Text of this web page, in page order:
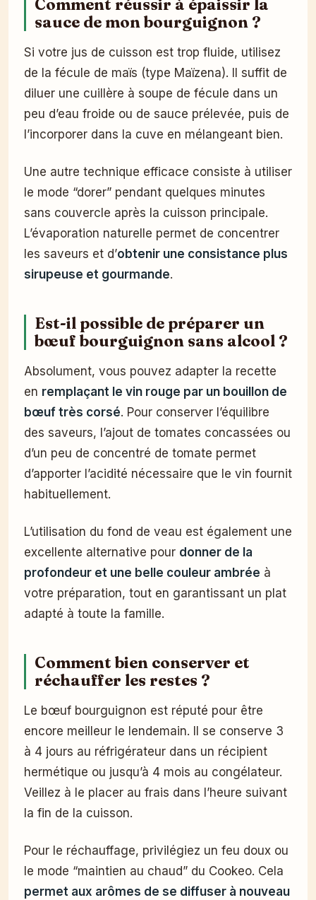
Comment réussir à épaissir la
sauce de mon bourguignon ?
Si votre jus de cuisson est trop fluide, utilisez
de la fécule de maïs (type Maïzena). Il suffit de
diluer une cuillère à soupe de fécule dans un
peu d’eau froide ou de sauce prélevée, puis de
l’incorporer dans la cuve en mélangeant bien.
Une autre technique efficace consiste à utiliser
le mode “dorer” pendant quelques minutes
sans couvercle après la cuisson principale.
L’évaporation naturelle permet de concentrer
les saveurs et d’obtenir une consistance plus
sirupeuse et gourmande.
Est-il possible de préparer un
bœuf bourguignon sans alcool ?
Absolument, vous pouvez adapter la recette
en remplaçant le vin rouge par un bouillon de
bœuf très corsé. Pour conserver l’équilibre
des saveurs, l’ajout de tomates concassées ou
d’un peu de concentré de tomate permet
d’apporter l’acidité nécessaire que le vin fournit
habituellement.
L’utilisation du fond de veau est également une
excellente alternative pour donner de la
profondeur et une belle couleur ambrée à
votre préparation, tout en garantissant un plat
adapté à toute la famille.
Comment bien conserver et
réchauffer les restes ?
Le bœuf bourguignon est réputé pour être
encore meilleur le lendemain. Il se conserve 3
à 4 jours au réfrigérateur dans un récipient
hermétique ou jusqu’à 4 mois au congélateur.
Veillez à le placer au frais dans l’heure suivant
la fin de la cuisson.
Pour le réchauffage, privilégiez un feu doux ou
le mode “maintien au chaud” du Cookeo. Cela
permet aux arômes de se diffuser à nouveau